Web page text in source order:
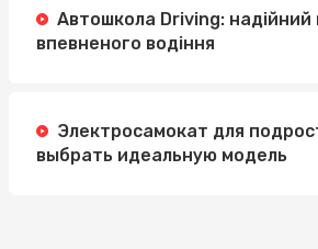
Автошкола Driving: надійний
впевненого водіння
Электросамокат для
выбрать идеальную модель